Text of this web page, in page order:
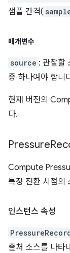
샘플 간격(
매개변수
source : 관찰할
중 하나여야 합니
현재 버전의
다.
Pressure
Compute
특정 전환 시점의
인스턴스 속성
출처 소스를 나타